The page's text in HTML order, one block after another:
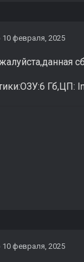
10 февраля, 2025
Гб,ЦП:
10 февраля, 2025